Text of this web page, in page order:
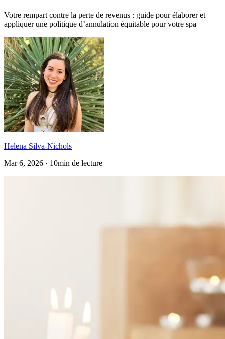
Votre rempart contre la perte de revenus : guide pour élaborer et
appliquer une politique d’annulation équitable pour votre spa
Helena Silva-Nichols
Mar 6, 2026 · 10min de lecture